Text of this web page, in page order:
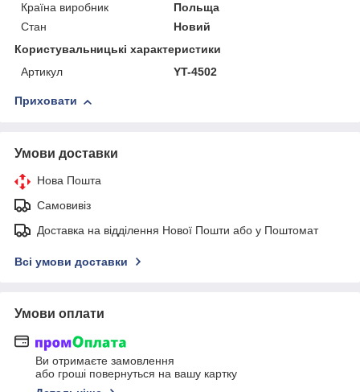
Країна виробник
Польща
Стан
Новий
Користувальницькі характеристики
Артикул
YT-4502
Приховати
Умови доставки
Нова Пошта
Самовивіз
Доставка на відділення Нової Пошти або у Поштомат
Всі умови доставки
Умови оплати
Ви отримаєте замовлення
або гроші повернуться на вашу картку